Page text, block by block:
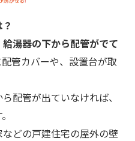
給湯器の下から配管がでて
管カバーや、設置台が取
配管が出ていなければ、
どの戸建住宅の屋外の壁